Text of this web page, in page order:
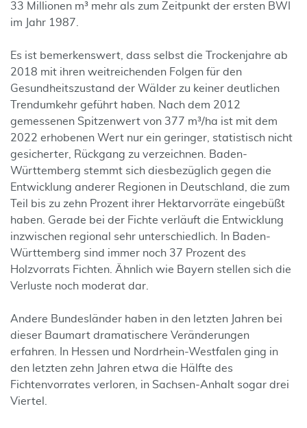
33 Millionen m³ mehr als zum Zeitpunkt der ersten BWI
im Jahr 1987.
Es ist bemerkenswert, dass selbst die Trockenjahre ab
2018 mit ihren weitreichenden Folgen für den
Gesundheitszustand der Wälder zu keiner deutlichen
Trendumkehr geführt haben. Nach dem 2012
gemessenen Spitzenwert von 377 m³/ha ist mit dem
2022 erhobenen Wert nur ein geringer, statistisch nicht
gesicherter, Rückgang zu verzeichnen. Baden-
Württemberg stemmt sich diesbezüglich gegen die
Entwicklung anderer Regionen in Deutschland, die zum
Teil bis zu zehn Prozent ihrer Hektarvorräte eingebüßt
haben. Gerade bei der Fichte verläuft die Entwicklung
inzwischen regional sehr unterschiedlich. In Baden-
Württemberg sind immer noch 37 Prozent des
Holzvorrats Fichten. Ähnlich wie Bayern stellen sich die
Verluste noch moderat dar.
Andere Bundesländer haben in den letzten Jahren bei
dieser Baumart dramatischere Veränderungen
erfahren. In Hessen und Nordrhein-Westfalen ging in
den letzten zehn Jahren etwa die Hälfte des
Fichtenvorrates verloren, in Sachsen-Anhalt sogar drei
Viertel.